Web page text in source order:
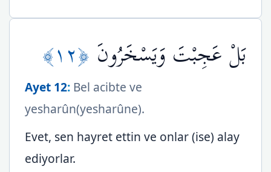
بَلْ عَجِبْتَ وَيَسْخَرُونَ ﴿١٢﴾
Ayet 12: Bel acibte ve
yesharûn(yesharûne).
Evet, sen hayret ettin ve onlar (ise) alay
ediyorlar.